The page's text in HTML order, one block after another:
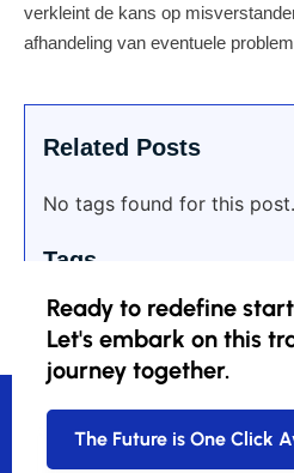
verkleint de kans op
afhandeling van eventuele
Related Posts
No tags found for this post.
Tags
Ready to redefine
Let's embark on this
journey together.
The Future is One Click